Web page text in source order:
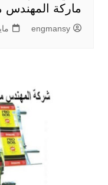
ماركة
engmansy مايو